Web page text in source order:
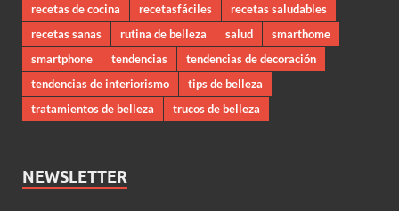
recetas de cocina
recetasfáciles
recetas saludables
recetas sanas
rutina de belleza salud
smarthome
smartphone
tendencias
tendencias de decoración
tendencias de interiorismo
tips de belleza
tratamientos de belleza
trucos de belleza
NEWSLETTER